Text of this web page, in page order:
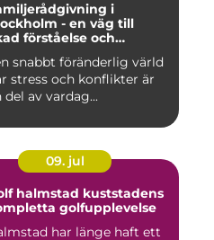
i
- en väg till
förståelse och
snabbt föränderlig värld
stress och konflikter är
del av vardag...
09. jul
halmstad kuststadens
golfupplevelse
har länge haft ett